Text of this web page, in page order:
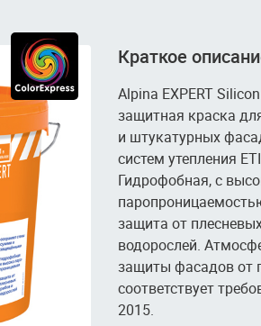
Краткое
Аlpina EXPERT
защитная краска
и штукатурных
систем утепления
Гидрофобная, с
защита от
водорослей.
защиты фасадов от
соответствует
2015.